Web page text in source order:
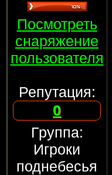
Посмотреть
снаряжение
пользователя
Репутация:
0
Группа:
Игроки
поднебесья